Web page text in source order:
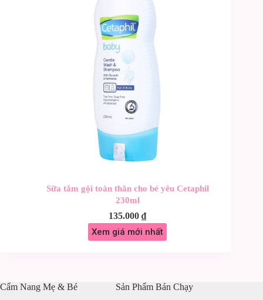
Sữa tắm gội toàn thân cho bé yêu Cetaphil
230ml
135.000₫
Xem giá mới nhất
Cẩm Nang Mẹ & Bé
Sản Phẩm Bán Chạy